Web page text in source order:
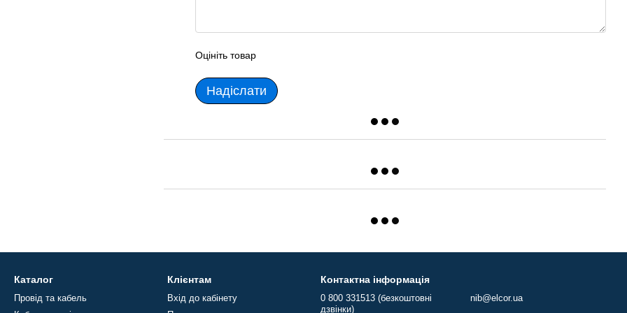
Оцініть товар
Надіслати
Каталог
Провід та кабель
Клієнтам
Вхід до кабінету
Контактна інформація
0 800 331513 (безкоштовні
дзвінки)
nib@elcor.ua